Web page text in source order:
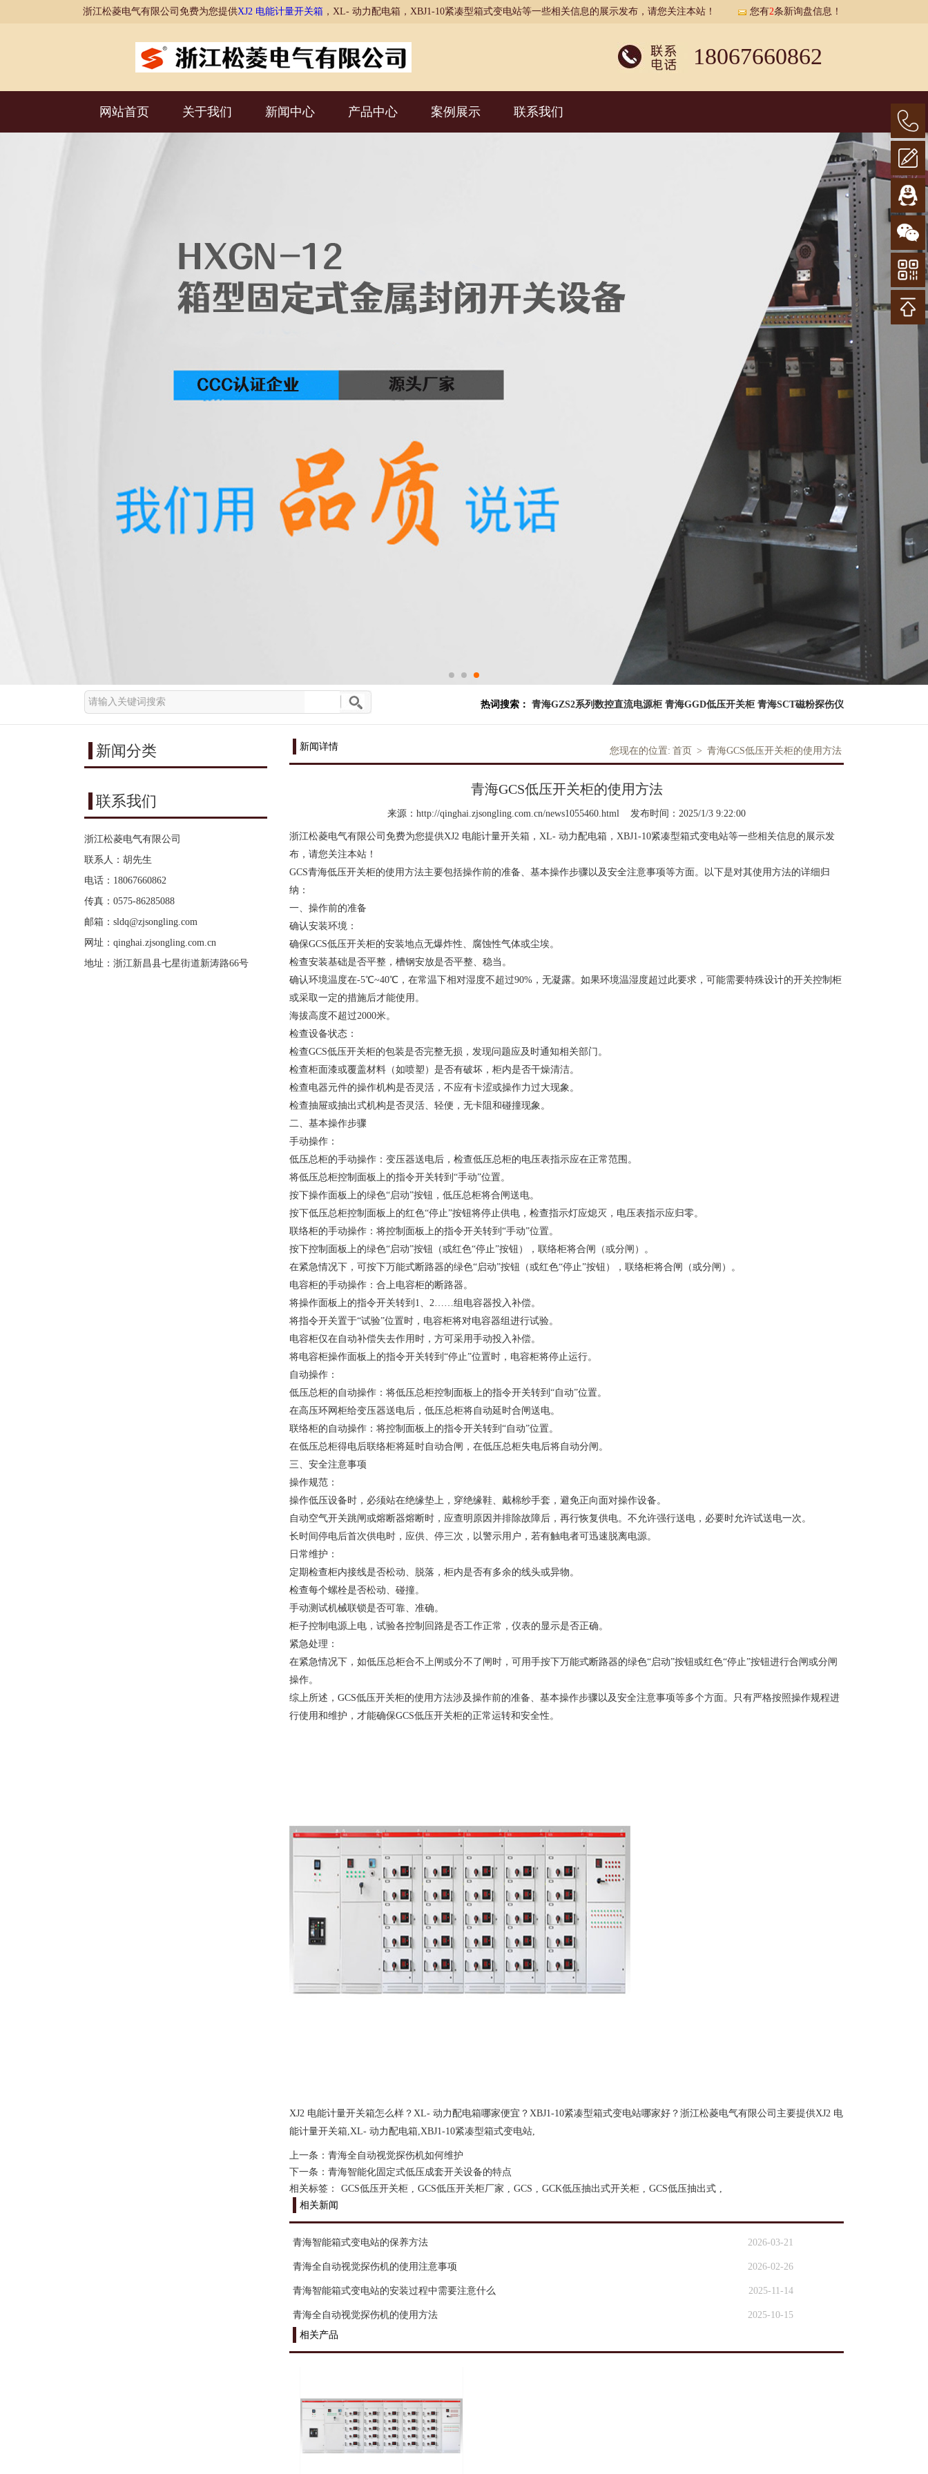
浙江松菱电气有限公司免费为您提供XJ2 电能计量开关箱 ，XL- 动力配电箱，XBJ1-10紧凑型箱式变电站等一些相关信息的展示发布，请您关注本站！ 您有2条新询盘信息！
18067660862
网站首页 关于我们 新闻中心 产品中心 案例展示 联系我们
热词搜索： 青海GZS2系列数控直流电源柜 青海GGD低压开关柜 青海SCT磁粉探伤仪
新闻分类
联系我们
浙江松菱电气有限公司
联系人：胡先生
电话：18067660862
传真：0575-86285088
邮箱： sldq@zjsongling.com
网址： qinghai.zjsongling.com.cn
地址：浙江新昌县七星街道新涛路66号
新闻详情 您现在的位置: 首页 > 青海GCS低压开关柜的使用方法
青海GCS低压开关柜的使用方法
来源：http://qinghai.zjsongling.com.cn/news1055460.html 发布时间：2025/1/3 9:22:00
浙江松菱电气有限公司免费为您提供XJ2 电能计量开关箱 ，XL- 动力配电箱，XBJ1-10紧凑型箱式变电站等一些相关信息的展示发
布，请您关注本站！
GCS青海低压开关柜的使用方法主要包括操作前的准备、基本操作步骤以及安全注意事项等方面。以下是对其使用方法的详细归
纳：
一、操作前的准备
确认安装环境：
确保GCS低压开关柜的安装地点无爆炸性、腐蚀性气体或尘埃。
检查安装基础是否平整，槽钢安放是否平整、稳当。
确认环境温度在-5℃~40℃，在常温下相对湿度不超过90%，无凝露。如果环境温湿度超过此要求，可能需要特殊设计的开关控制柜
或采取一定的措施后才能使用。
海拔高度不超过2000米。
检查设备状态：
检查GCS低压开关柜的包装是否完整无损，发现问题应及时通知相关部门。
检查柜面漆或覆盖材料（如喷塑）是否有破坏，柜内是否干燥清洁。
检查电器元件的操作机构是否灵活，不应有卡涩或操作力过大现象。
检查抽屉或抽出式机构是否灵活、轻便，无卡阻和碰撞现象。
二、基本操作步骤
手动操作：
低压总柜的手动操作：变压器送电后，检查低压总柜的电压表指示应在正常范围。
将低压总柜控制面板上的指令开关转到“手动”位置。
按下操作面板上的绿色“启动”按钮，低压总柜将合闸送电。
按下低压总柜控制面板上的红色“停止”按钮将停止供电，检查指示灯应熄灭，电压表指示应归零。
联络柜的手动操作：将控制面板上的指令开关转到“手动”位置。
按下控制面板上的绿色“启动”按钮（或红色“停止”按钮），联络柜将合闸（或分闸）。
在紧急情况下，可按下万能式断路器的绿色“启动”按钮（或红色“停止”按钮），联络柜将合闸（或分闸）。
电容柜的手动操作：合上电容柜的断路器。
将操作面板上的指令开关转到1、2……组电容器投入补偿。
将指令开关置于“试验”位置时，电容柜将对电容器组进行试验。
电容柜仅在自动补偿失去作用时，方可采用手动投入补偿。
将电容柜操作面板上的指令开关转到“停止”位置时，电容柜将停止运行。
自动操作：
低压总柜的自动操作：将低压总柜控制面板上的指令开关转到“自动”位置。
在高压环网柜给变压器送电后，低压总柜将自动延时合闸送电。
联络柜的自动操作：将控制面板上的指令开关转到“自动”位置。
在低压总柜得电后联络柜将延时自动合闸，在低压总柜失电后将自动分闸。
三、安全注意事项
操作规范：
操作低压设备时，必须站在绝缘垫上，穿绝缘鞋、戴棉纱手套，避免正向面对操作设备。
自动空气开关跳闸或熔断器熔断时，应查明原因并排除故障后，再行恢复供电。不允许强行送电，必要时允许试送电一次。
长时间停电后首次供电时，应供、停三次，以警示用户，若有触电者可迅速脱离电源。
日常维护：
定期检查柜内接线是否松动、脱落，柜内是否有多余的线头或异物。
检查每个螺栓是否松动、碰撞。
手动测试机械联锁是否可靠、准确。
柜子控制电源上电，试验各控制回路是否工作正常，仪表的显示是否正确。
紧急处理：
在紧急情况下，如低压总柜合不上闸或分不了闸时，可用手按下万能式断路器的绿色“启动”按钮或红色“停止”按钮进行合闸或分闸
操作。
综上所述，GCS低压开关柜的使用方法涉及操作前的准备、基本操作步骤以及安全注意事项等多个方面。只有严格按照操作规程进
行使用和维护，才能确保GCS低压开关柜的正常运转和安全性。
XJ2 电能计量开关箱怎么样？XL- 动力配电箱哪家便宜？XBJ1-10紧凑型箱式变电站哪家好？浙江松菱电气有限公司主要提供XJ2 电
能计量开关箱,XL- 动力配电箱,XBJ1-10紧凑型箱式变电站,
上一条： 青海全自动视觉探伤机如何维护
下一条： 青海智能化固定式低压成套开关设备的特点
相关标签：
GCS低压开关柜 , GCS低压开关柜厂家 , GCS , GCK低压抽出式开关柜 , GCS低压抽出式 ,
相关新闻
青海智能箱式变电站的保养方法 2026-03-21
青海全自动视觉探伤机的使用注意事项 2026-02-26
青海智能箱式变电站的安装过程中需要注意什么 2025-11-14
青海全自动视觉探伤机的使用方法
2025-10-15
相关产品